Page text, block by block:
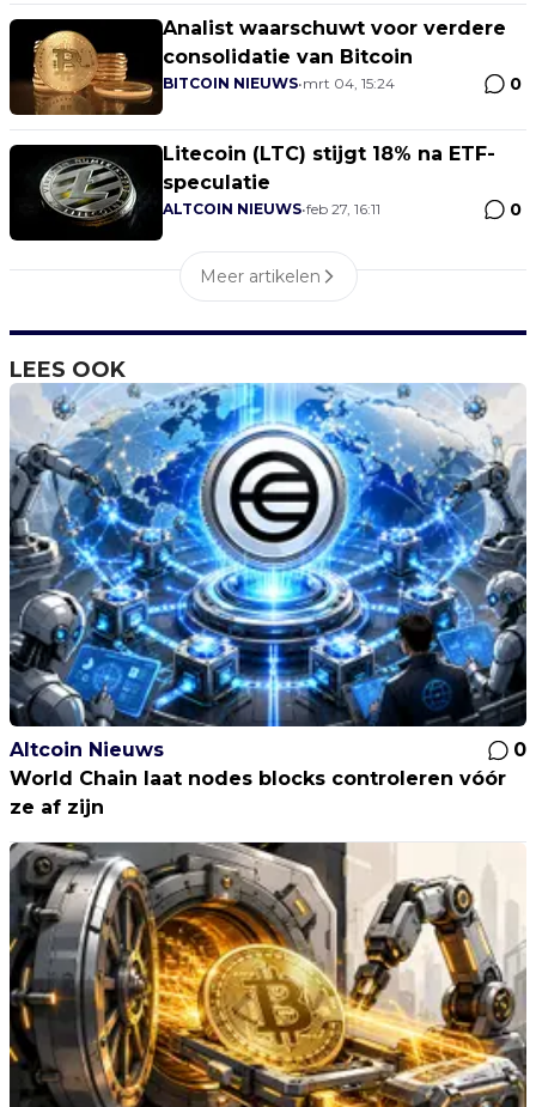
Analist waarschuwt voor verdere
consolidatie van Bitcoin
BITCOIN NIEUWS•mrt 04, 15:24 0
Litecoin (LTC) stijgt 18% na ETF-
speculatie
ALTCOIN NIEUWS•feb 27, 16:11 0
Meer artikelen
LEES OOK
Altcoin Nieuws
0
World Chain laat nodes blocks controleren vóór
ze af zijn